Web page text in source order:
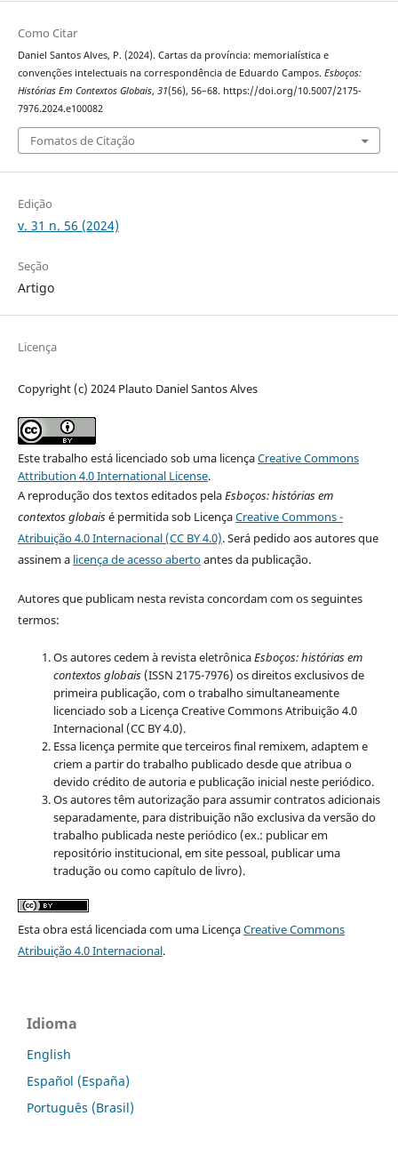
Como Citar
Daniel Santos Alves, P. (2024). Cartas da província: memorialística e
convenções intelectuais na correspondência de Eduardo Campos. Esboços:
Histórias Em Contextos Globais, 31(56), 56–68. https://doi.org/10.5007/2175-
7976.2024.e100082
Fomatos de Citação
Edição
v. 31 n. 56 (2024)
Seção
Artigo
Licença
Copyright (c) 2024 Plauto Daniel Santos Alves
Este trabalho está licenciado sob uma licençaCreative Commons
Attribution 4.0 International License.
A reprodução dos textos editados pelaEsboços: histórias em
contextos globaisé permitida sob LicençaCreative Commons -
Atribuição 4.0 Internacional (CC BY 4.0). Será pedido aos autores que
assinem a licença de acesso abertoantes da publicação.
Autores que publicam nesta revista concordam com os seguintes
termos:
Os autores cedem à revista eletrônicaEsboços: histórias em
contextos globais(ISSN 2175-7976) os direitos exclusivos de
primeira publicação, com o trabalho simultaneamente
licenciado sob a Licença Creative Commons Atribuição 4.0
Internacional (CC BY 4.0).
Essa licença permite que terceiros final remixem, adaptem e
criem a partir do trabalho publicado desde que atribua o
devido crédito de autoria e publicação inicial neste periódico.
Os autores têm autorização para assumir contratos adicionais
separadamente, para distribuição não exclusiva da versão do
trabalho publicada neste periódico (ex.: publicar em
repositório institucional, em site pessoal, publicar uma
tradução ou como capítulo de livro).
Esta obra está licenciada com uma LicençaCreative Commons
Atribuição 4.0 Internacional.
Idioma
English
Español (España)
Português (Brasil)